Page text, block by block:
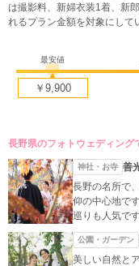
は撮影料、新婦衣装1着、新
れるプラン金額を対象にして
最安値
￥9,900
長野県のフォトウェディング
神社・お寺 善
長野の名所で
仰の中心地で
巡りも人気です
公園・ガーデン
美しい自然と